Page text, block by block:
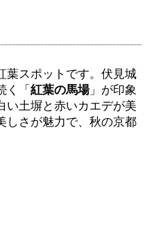
葉スポットです。伏見城
く「 紅葉の馬場」が印象
い土塀と赤いカエデが美
しさが魅力で、秋の京都